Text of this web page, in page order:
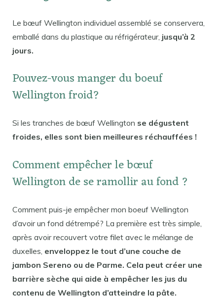
Le bœuf Wellington individuel assemblé se conservera,
emballé dans du plastique au réfrigérateur, jusqu’à 2
jours.
Pouvez-vous manger du boeuf
Wellington froid?
Si les tranches de bœuf Wellington se dégustent
froides, elles sont bien meilleures réchauffées !
Comment empêcher le bœuf
Wellington de se ramollir au fond ?
Comment puis-je empêcher mon boeuf Wellington
d’avoir un fond détrempé? La première est très simple,
après avoir recouvert votre filet avec le mélange de
duxelles, enveloppez le tout d’une couche de
jambon Sereno ou de Parme. Cela peut créer une
barrière sèche qui aide à empêcher les jus du
contenu de Wellington d’atteindre la pâte.